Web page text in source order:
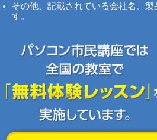
その他、記載されている会社名、
す。